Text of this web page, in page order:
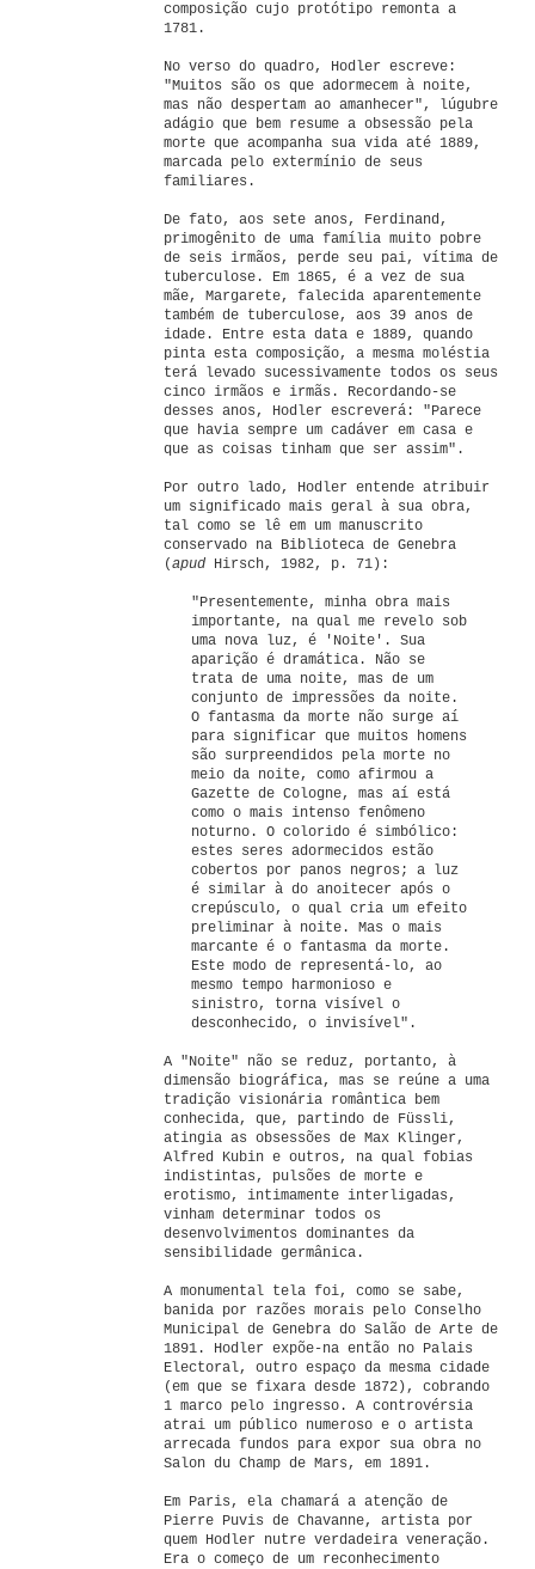
composição cujo protótipo remonta a
1781.
No verso do quadro, Hodler escreve:
"Muitos são os que adormecem à noite,
mas não despertam ao amanhecer", lúgubre
adágio que bem resume a obsessão pela
morte que acompanha sua vida até 1889,
marcada pelo extermínio de seus
familiares.
De fato, aos sete anos, Ferdinand,
primogênito de uma família muito pobre
de seis irmãos, perde seu pai, vítima de
tuberculose. Em 1865, é a vez de sua
mãe, Margarete, falecida aparentemente
também de tuberculose, aos 39 anos de
idade. Entre esta data e 1889, quando
pinta esta composição, a mesma moléstia
terá levado sucessivamente todos os seus
cinco irmãos e irmãs. Recordando-se
desses anos, Hodler escreverá: "Parece
que havia sempre um cadáver em casa e
que as coisas tinham que ser assim".
Por outro lado, Hodler entende atribuir
um significado mais geral à sua obra,
tal como se lê em um manuscrito
conservado na Biblioteca de Genebra
(apud Hirsch, 1982, p. 71):
"Presentemente, minha obra mais
importante, na qual me revelo sob
uma nova luz, é 'Noite'. Sua
aparição é dramática. Não se
trata de uma noite, mas de um
conjunto de impressões da noite.
O fantasma da morte não surge aí
para significar que muitos homens
são surpreendidos pela morte no
meio da noite, como afirmou a
Gazette de Cologne, mas aí está
como o mais intenso fenômeno
noturno. O colorido é simbólico:
estes seres adormecidos estão
cobertos por panos negros; a luz
é similar à do anoitecer após o
crepúsculo, o qual cria um efeito
preliminar à noite. Mas o mais
marcante é o fantasma da morte.
Este modo de representá-lo, ao
mesmo tempo harmonioso e
sinistro, torna visível o
desconhecido, o invisível".
A "Noite" não se reduz, portanto, à
dimensão biográfica, mas se reúne a uma
tradição visionária romântica bem
conhecida, que, partindo de Füssli,
atingia as obsessões de Max Klinger,
Alfred Kubin e outros, na qual fobias
indistintas, pulsões de morte e
erotismo, intimamente interligadas,
vinham determinar todos os
desenvolvimentos dominantes da
sensibilidade germânica.
A monumental tela foi, como se sabe,
banida por razões morais pelo Conselho
Municipal de Genebra do Salão de Arte de
1891. Hodler expõe-na então no Palais
Electoral, outro espaço da mesma cidade
(em que se fixara desde 1872), cobrando
1 marco pelo ingresso. A controvérsia
atrai um público numeroso e o artista
arrecada fundos para expor sua obra no
Salon du Champ de Mars, em 1891.
Em Paris, ela chamará a atenção de
Pierre Puvis de Chavanne, artista por
quem Hodler nutre verdadeira veneração.
Era o começo de um reconhecimento